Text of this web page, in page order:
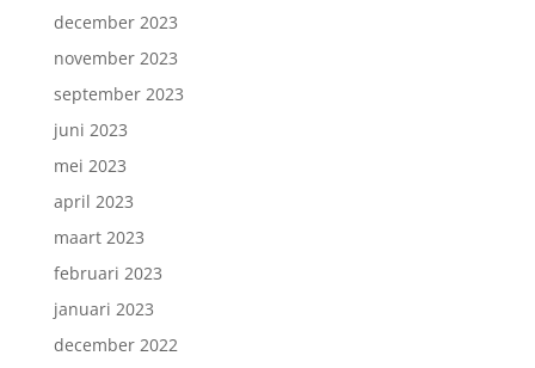
december 2023
november 2023
september 2023
juni 2023
mei 2023
april 2023
maart 2023
februari 2023
januari 2023
december 2022